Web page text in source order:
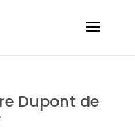
Dupont de